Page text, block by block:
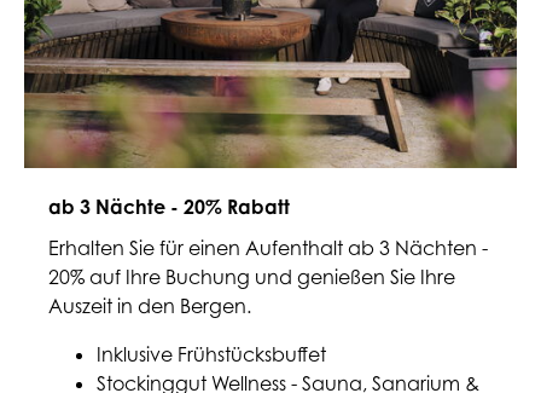
ab 3 Nächte - 20% Rabatt
Erhalten Sie für einen Aufenthalt ab 3 Nächten -
20% auf Ihre Buchung und genießen Sie Ihre
Auszeit in den Bergen.
Inklusive Frühstücksbuffet
Stockinggut Wellness - Sauna, Sanarium &